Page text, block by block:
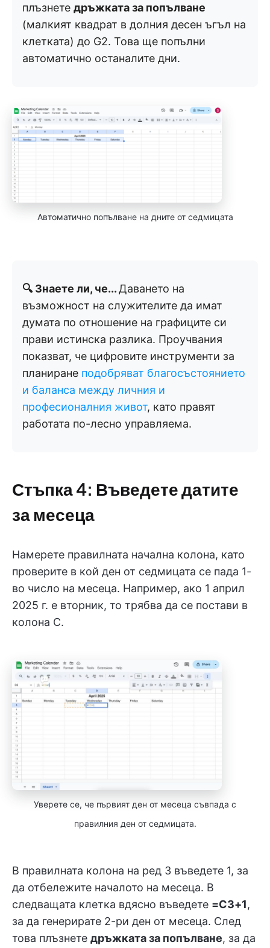
плъзнете дръжката за попълване
(малкият квадрат в долния десен ъгъл на
клетката) до G2. Това ще попълни
автоматично останалите дни.
Автоматично попълване на дните от седмицата
🔍 Знаете ли, че...Даването на
възможност на служителите да имат
думата по отношение на графиците си
прави истинска разлика. Проучвания
показват, че цифровите инструменти за
планиране подобряват благосъстоянието
и баланса между личния и
професионалния живот, като правят
работата по-лесно управляема.
Стъпка 4: Въведете датите
за месеца
Намерете правилната начална колона, като
проверите в кой ден от седмицата се пада 1-
во число на месеца. Например, ако 1 април
2025 г. е вторник, то трябва да се постави в
колона C.
Уверете се, че първият ден от месеца съвпада с
правилния ден от седмицата.
В правилната колона на ред 3 въведете 1, за
да отбележите началото на месеца. В
следващата клетка вдясно въведете =C3+1,
за да генерирате 2-ри ден от месеца. След
това плъзнете дръжката за попълване, за да